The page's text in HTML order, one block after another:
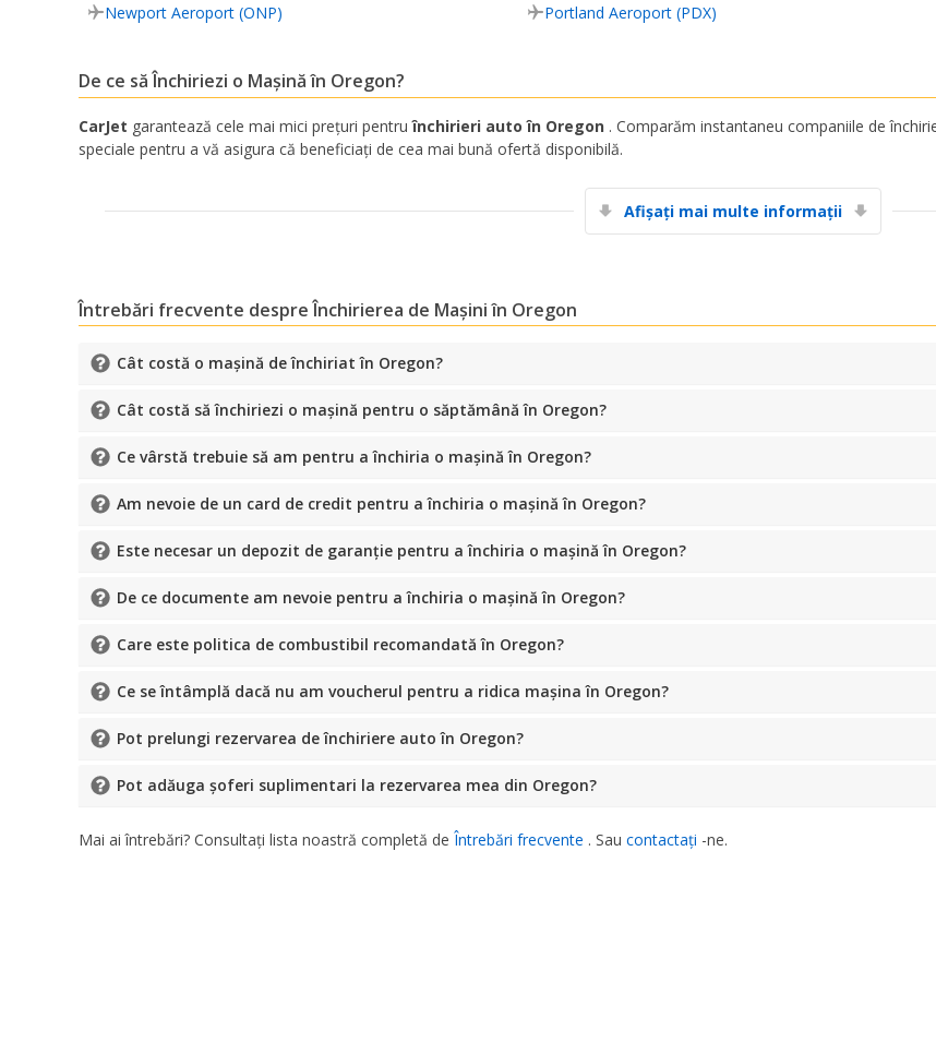
Newport Aeroport (ONP) Portland Aeroport (PDX)
De ce să Închiriezi o Mașină în Oregon?
CarJet garantează cele mai mici prețuri pentruînchirieri auto în Oregon . Comparăm instantaneu companiile de
speciale pentru a vă asigura că beneficiați de cea mai bună ofertă disponibilă.
Afișați mai multe informații
Întrebări frecvente despre Închirierea de Mașini în Oregon
Cât costă o mașină de închiriat în Oregon?
Cât costă să închiriezi o mașină pentru o săptămână în Oregon?
Ce vârstă trebuie să am pentru a închiria o mașină în Oregon?
Am nevoie de un card de credit pentru a închiria o mașină în Oregon?
Este necesar un depozit de garanție pentru a închiria o mașină în Oregon?
De ce documente am nevoie pentru a închiria o mașină în Oregon?
Care este politica de combustibil recomandată în Oregon?
Ce se întâmplă dacă nu am voucherul pentru a ridica mașina în Oregon?
Pot prelungi rezervarea de închiriere auto în Oregon?
Pot adăuga șoferi suplimentari la rezervarea mea din Oregon?
Mai ai întrebări? Consultați lista noastră completă de Întrebări frecvente . Sau contactați -ne.
Economii de top
Accesați ofertele exclusive ale furnizorilor
noștri
Autentificare cu eLink